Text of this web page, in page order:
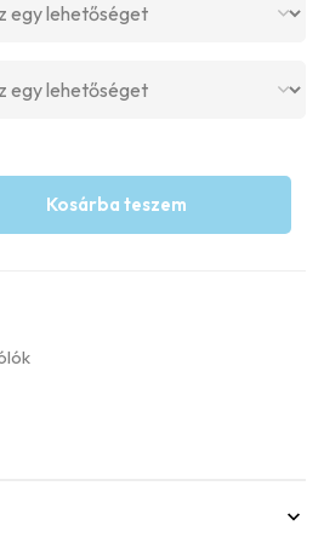
Kosárba teszem